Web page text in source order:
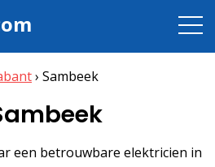
› Sambeek
een betrouwbare elektricien in